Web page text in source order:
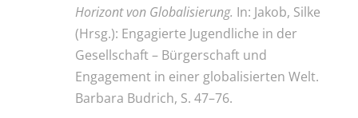
Horizont von Globalisierung. In: Jakob, Silke
(Hrsg.): Engagierte Jugendliche in der
Gesellschaft – Bürgerschaft und
Engagement in einer globalisierten Welt.
Barbara Budrich, S. 47–76.